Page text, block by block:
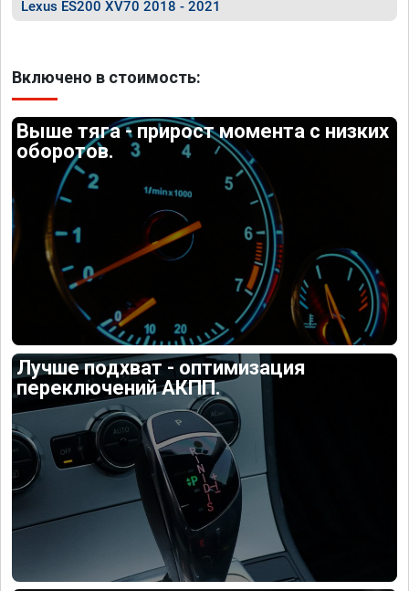
Lexus ES200 XV70 2018 - 2021
Включено в стоимость:
Выше тяга - прирост момента с низких
оборотов.
Лучше подхват - оптимизация
переключений АКПП.